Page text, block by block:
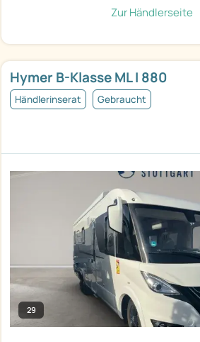
Zur Händlerseite
Hymer B-Klasse ML I 880
Händlerinserat Gebraucht
29